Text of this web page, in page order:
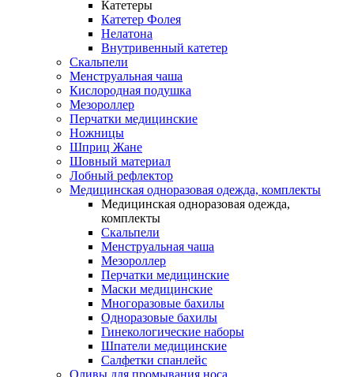
Катетеры
Катетер Фолея
Нелатона
Внутривенный катетер
Скальпели
Менструальная чаша
Кислородная подушка
Мезороллер
Перчатки медицинские
Ножницы
Шприц Жане
Шовный материал
Лобный рефлектор
Медицинская одноразовая одежда, комплекты
Медицинская одноразовая одежда,
комплекты
Скальпели
Менструальная чаша
Мезороллер
Перчатки медицинские
Маски медицинские
Многоразовые бахилы
Одноразовые бахилы
Гинекологические наборы
Шпатели медицинские
Салфетки спанлейс
Оливы для промывания носа